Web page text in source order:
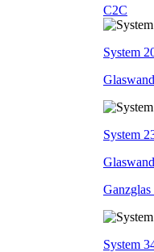
C2C
System
Glaswand
System
Glaswand
System